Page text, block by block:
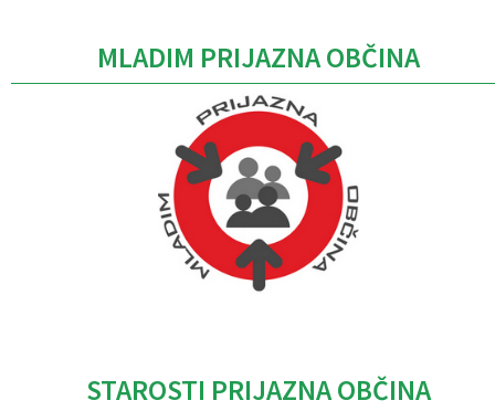
MLADIM PRIJAZNA OBČINA
STAROSTI PRIJAZNA OBČINA